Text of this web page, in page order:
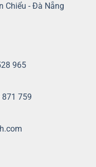
Chiểu - Đà Nẵng
965
871 759